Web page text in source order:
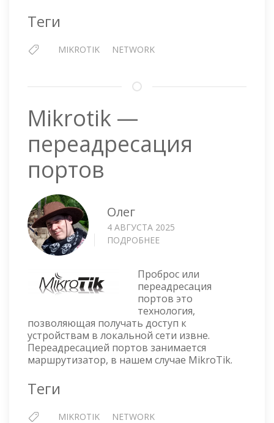
Теги
MIKROTIK NETWORK
Mikrotik —
переадресация
портов
Олег
4 АВГУСТА 2025
ПОДРОБНЕЕ
ПЕРЕАДРЕСАЦИЯ
ПОРТОВ
Проброс или
переадресация
портов это
технология,
позволяющая получать доступ к
устройствам в локальной сети извне.
Переадресацией портов занимается
маршрутизатор, в нашем случае MikroTik.
Теги
MIKROTIK NETWORK